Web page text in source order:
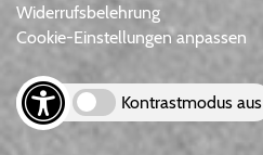
Widerrufsbelehrung
Cookie-Einstellungen anpassen
Kontrastmodus aus